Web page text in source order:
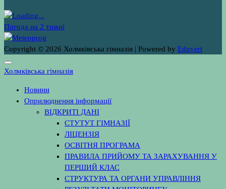
Погода на 2 тижні
Copyright © 2026 Холмківська гімназія | Powered by Eduvert
Холмківська гімназія
Новини
Оприлюднення інформації
ВІДКРИТІ ДАНІ
СТУТУТ ГІМНАЗІЇ
ЛІЦЕНЗІЯ
ОСВІТНЯ ПРОГРАМА
ПРАВИЛА ПРИЙОМУ ТА ЗАРАХУВАННЯ У
ПЕРШИЙ КЛАС
СТРУКТУРА ТА ОРГАНИ УПРАВЛІННЯ